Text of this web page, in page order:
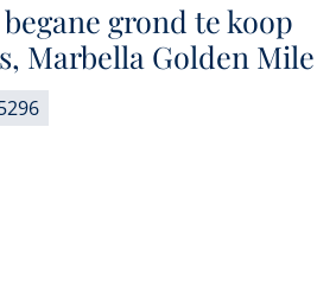
grond te koop
Marbella Golden Mile